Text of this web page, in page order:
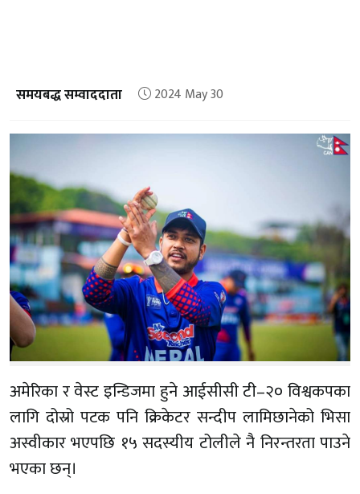
समयबद्ध सम्वाददाता 2024 May 30
अमेरिका र वेस्ट इन्डिजमा हुने आईसीसी टी–२० विश्वकपका
लागि दोस्रो पटक पनि क्रिकेटर सन्दीप लामिछानेको भिसा
अस्वीकार भएपछि १५ सदस्यीय टोलीले नै निरन्तरता पाउने
भएका छन्।